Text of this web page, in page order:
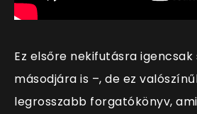
Ez elsőre nekifutásra igencsak
másodjára is –, de ez
legrosszabb forgatókönyv,